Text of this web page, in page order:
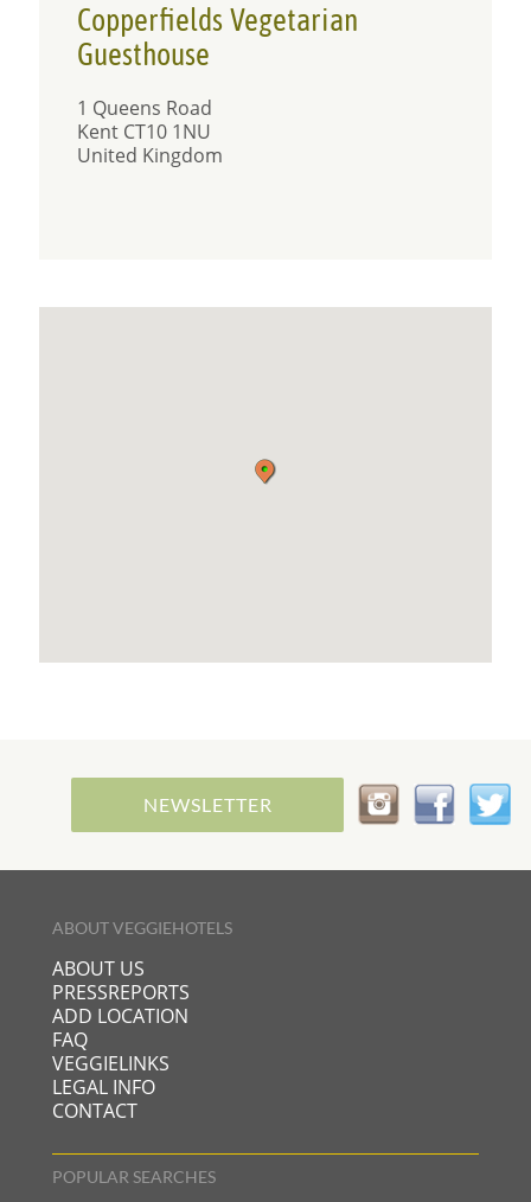
Copperfields Vegetarian
Guesthouse
1 Queens Road
Kent CT10 1NU
United Kingdom
NEWSLETTER
ABOUT VEGGIEHOTELS
ABOUT US
PRESSREPORTS
ADD LOCATION
FAQ
VEGGIELINKS
LEGAL INFO
CONTACT
POPULAR SEARCHES